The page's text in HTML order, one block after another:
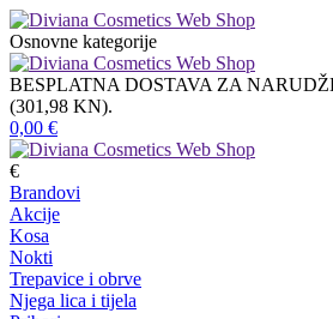
Osnovne kategorije
BESPLATNA DOSTAVA ZA
(301,98 KN).
0,00 €
€
Brandovi
Akcije
Kosa
Nokti
Trepavice i obrve
Njega lica i tijela